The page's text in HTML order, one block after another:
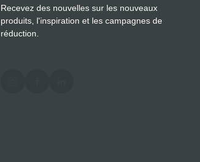
Recevez des nouvelles sur les nouveaux
produits, l'inspiration et les campagnes de
réduction.